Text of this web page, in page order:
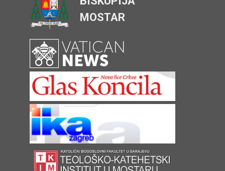
MOSTAR